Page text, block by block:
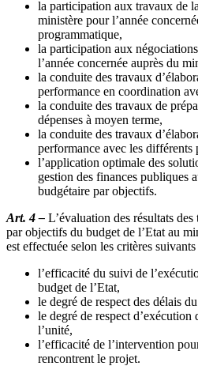
la participation aux travaux de
ministère pour l’année
programmatique,
la participation aux
l’année concernée auprès du
la conduite des travaux
performance en coordination
la conduite des travaux de
dépenses à moyen terme,
la conduite des travaux
performance avec les différents
l’application optimale des
gestion des finances publiques
budgétaire par objectifs.
Art. 4 – L’évaluation des résultats
par objectifs du budget de l’Etat au
est effectuée selon les critères suivants
l’efficacité du suivi de
budget de l’Etat,
le degré de respect des délais
le degré de respect d’exécution
l’unité,
l’efficacité de l’intervention
rencontrent le projet.